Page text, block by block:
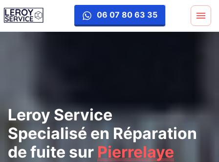
06 07 80 63 35
reparation-fuite
Leroy Service
Specialisé en Réparation
de fuite sur Pierrelaye